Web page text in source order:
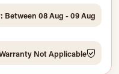
Between 08 Aug - 09 Aug
Not Applicable